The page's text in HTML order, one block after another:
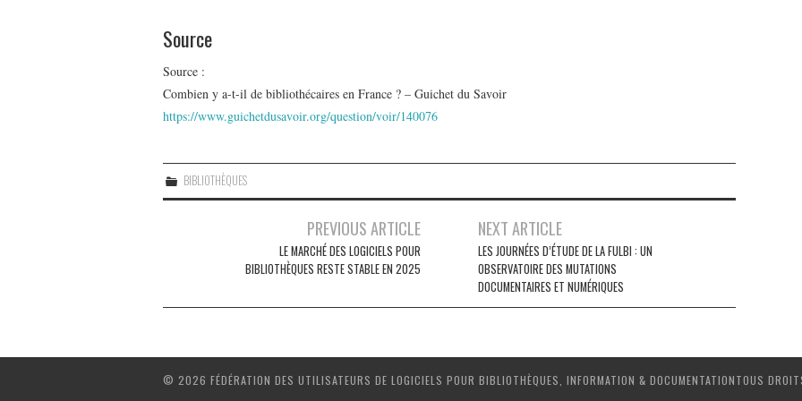
Source
Source :
Combien y a-t-il de bibliothécaires en France ? – Guichet du Savoir
https://www.guichetdusavoir.org/question/voir/140076
BIBLIOTHÈQUES
PREVIOUS ARTICLE
LE MARCHÉ DES LOGICIELS POUR
BIBLIOTHÈQUES RESTE STABLE EN 2025
NEXT ARTICLE
LES JOURNÉES D’ÉTUDE DE LA FULBI : UN
OBSERVATOIRE DES MUTATIONS
DOCUMENTAIRES ET NUMÉRIQUES
© 2026 FÉDÉRATION DES UTILISATEURS DE LOGICIELS POUR BIBLIOTHÈQUES, INFORMATION & DOCUMENTATIONTOUS